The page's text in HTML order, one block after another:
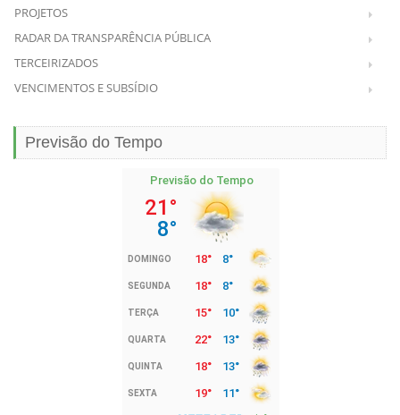
PROJETOS
RADAR DA TRANSPARÊNCIA PÚBLICA
TERCEIRIZADOS
VENCIMENTOS E SUBSÍDIO
Previsão do Tempo